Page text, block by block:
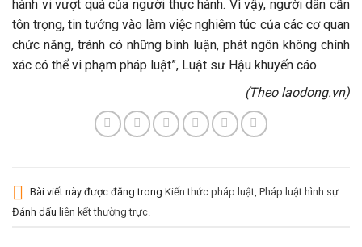
hành vi vượt quá của người thực hành. Vì vậy, người dân cần
tôn trọng, tin tưởng vào làm việc nghiêm túc của các cơ quan
chức năng, tránh có những bình luận, phát ngôn không chính
xác có thể vi phạm pháp luật”, Luật sư Hậu khuyến cáo.
(Theo laodong.vn)
Bài viết này được đăng trong Kiến thức pháp luật Pháp luật hình sự
Đánh dấu liên kết thường trực